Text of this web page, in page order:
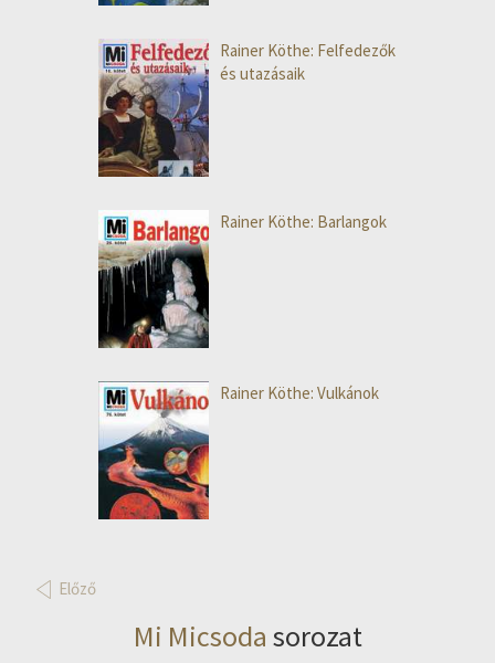
Rainer Köthe: Felfedezők
és utazásaik
Rainer Köthe: Barlangok
Rainer Köthe: Vulkánok
Előző
Mi Micsoda sorozat